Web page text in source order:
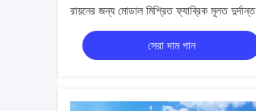
রায়নের জন্য মোডাল মিশ্রিত ফ্যাব্রিক মূলত দুর্দান্ত
স্লিপার নরম হ্যান্ডেল অর্জনের জন্য বোনা
সেরা দাম পান